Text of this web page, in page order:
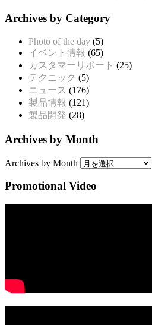
Archives by Category
Photo of the day (5)
イベント情報 (65)
カスタマーリポート (25)
テクニック (5)
ニュース (176)
製品情報 (121)
製品開発 (28)
Archives by Month
Archives by Month
Promotional Video